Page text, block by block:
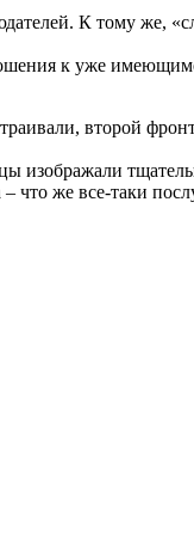
К тому же,
к уже
второй фронт
изображали
что же все-таки